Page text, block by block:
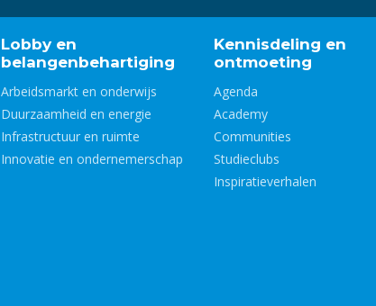
Lobby en
belangenbehartiging
Arbeidsmarkt en onderwijs
Duurzaamheid en energie
Infrastructuur en ruimte
Innovatie en ondernemerschap
Kennisdeling en
ontmoeting
Agenda
Academy
Communities
Studieclubs
Inspiratieverhalen